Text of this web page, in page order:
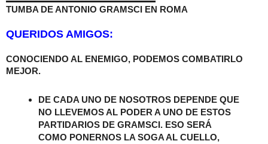
TUMBA DE ANTONIO GRAMSCI EN ROMA
QUERIDOS AMIGOS:
CONOCIENDO AL ENEMIGO, PODEMOS COMBATIRLO
MEJOR.
DE CADA UNO DE NOSOTROS DEPENDE QUE
NO LLEVEMOS AL PODER A UNO DE ESTOS
PARTIDARIOS DE GRAMSCI. ESO SERÁ
COMO PONERNOS LA SOGA AL CUELLO,